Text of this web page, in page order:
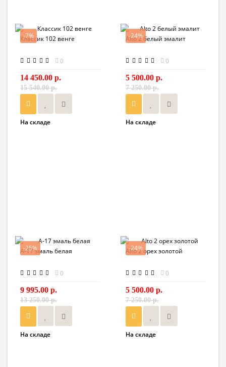
-7%
Классик 102 венге
0
14 450.00 р.
15 540.00 р.
На складе
-24%
Alto 2 белый эмалит
0
5 500.00 р.
7 250.00 р.
На складе
-25%
А-17 эмаль белая
0
9 995.00 р.
13 250.00 р.
На складе
-24%
Alto 2 орех золотой
0
5 500.00 р.
7 250.00 р.
На складе